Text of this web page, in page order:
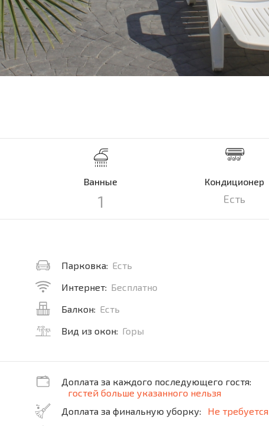
Ванные
1
Кондиционер
Есть
Парковка: Есть
Интернет: Бесплатно
Балкон: Есть
Вид из окон: Горы
Доплата за каждого последующего гостя:
гостей больше указанного нельзя
Доплата за финальную уборку:
Не требуется